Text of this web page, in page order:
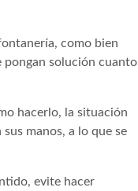
como bien
pongan solución cuanto
hacerlo, la situación
manos, a lo que se
evite hacer